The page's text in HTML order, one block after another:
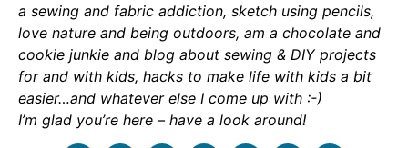
a sewing and fabric addiction, sketch using pencils,
love nature and being outdoors, am a chocolate and
cookie junkie and blog about sewing & DIY projects
for and with kids, hacks to make life with kids a bit
easier…and whatever else I come up with :-)
I’m glad you’re here – have a look around!